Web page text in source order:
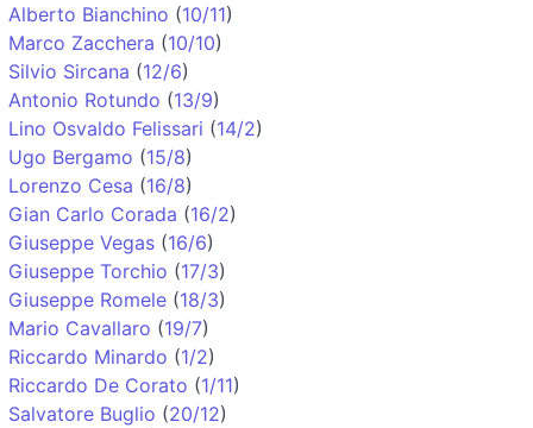
Alberto Bianchino (10/11)
Marco Zacchera (10/10)
Silvio Sircana (12/6)
Antonio Rotundo (13/9)
Lino Osvaldo Felissari (14/2)
Ugo Bergamo (15/8)
Lorenzo Cesa (16/8)
Gian Carlo Corada (16/2)
Giuseppe Vegas (16/6)
Giuseppe Torchio (17/3)
Giuseppe Romele (18/3)
Mario Cavallaro (19/7)
Riccardo Minardo (1/2)
Riccardo De Corato (1/11)
Salvatore Buglio (20/12)